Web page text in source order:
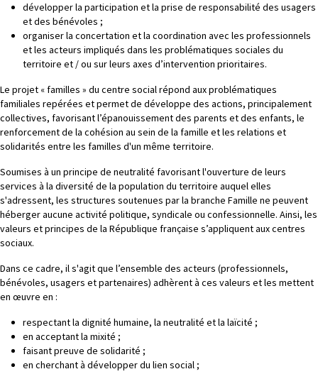
développer la participation et la prise de responsabilité des usagers
et des bénévoles ;
organiser la concertation et la coordination avec les professionnels
et les acteurs impliqués dans les problématiques sociales du
territoire et / ou sur leurs axes d’intervention prioritaires.
Le projet « familles » du centre social répond aux problématiques
familiales repérées et permet de développe des actions, principalement
collectives, favorisant l’épanouissement des parents et des enfants, le
renforcement de la cohésion au sein de la famille et les relations et
solidarités entre les familles d'un même territoire.
Soumises à un principe de neutralité favorisant l'ouverture de leurs
services à la diversité de la population du territoire auquel elles
s'adressent, les structures soutenues par la branche Famille ne peuvent
héberger aucune activité politique, syndicale ou confessionnelle. Ainsi, les
valeurs et principes de la République française s’appliquent aux centres
sociaux.
Dans ce cadre, il s'agit que l’ensemble des acteurs (professionnels,
bénévoles, usagers et partenaires) adhèrent à ces valeurs et les mettent
en œuvre en :
respectant la dignité humaine, la neutralité et la laïcité ;
en acceptant la mixité ;
faisant preuve de solidarité ;
en cherchant à développer du lien social ;